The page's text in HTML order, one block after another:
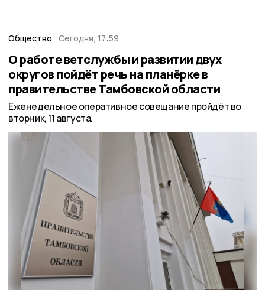
Общество Сегодня, 17:59
О работе ветслужбы и развитии двух
округов пойдёт речь на планёрке в
правительстве Тамбовской области
Еженедельное оперативное совещание пройдёт во
вторник, 11 августа.